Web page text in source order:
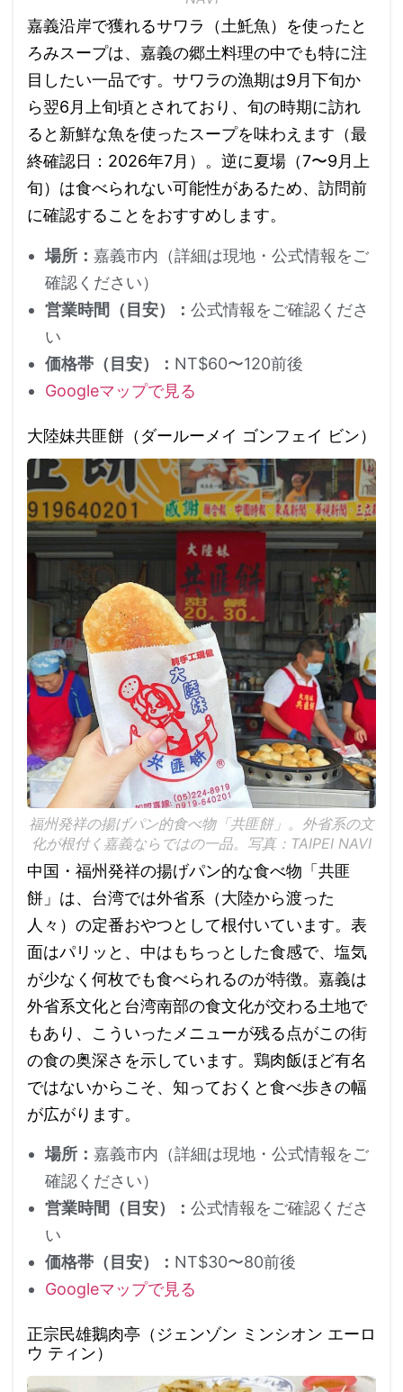
嘉義沿岸で獲れるサワラ（土魠魚）を使ったと
ろみスープは、嘉義の郷土料理の中でも特に注
目したい一品です。サワラの漁期は9月下旬か
ら翌6月上旬頃とされており、旬の時期に訪れ
ると新鮮な魚を使ったスープを味わえます（最
終確認日：2026年7月）。逆に夏場（7〜9月上
旬）は食べられない可能性があるため、訪問前
に確認することをおすすめします。
場所： 嘉義市内（詳細は現地・公式情報をご
確認ください）
営業時間（目安）： 公式情報をご確認くださ
い
価格帯（目安）： NT$60〜120前後
Googleマップで見る
大陸妹共匪餅（ダールーメイ ゴンフェイ ビン）
福州発祥の揚げパン的食べ物「共匪餅」。外省系の文
化が根付く嘉義ならではの一品。写真：TAIPEI NAVI
中国・福州発祥の揚げパン的な食べ物「共匪
餅」は、台湾では外省系（大陸から渡った
人々）の定番おやつとして根付いています。表
面はパリッと、中はもちっとした食感で、塩気
が少なく何枚でも食べられるのが特徴。嘉義は
外省系文化と台湾南部の食文化が交わる土地で
もあり、こういったメニューが残る点がこの街
の食の奥深さを示しています。鶏肉飯ほど有名
ではないからこそ、知っておくと食べ歩きの幅
が広がります。
場所： 嘉義市内（詳細は現地・公式情報をご
確認ください）
営業時間（目安）： 公式情報をご確認くださ
い
価格帯（目安）： NT$30〜80前後
Googleマップで見る
正宗民雄鵝肉亭（ジェンゾン ミンシオン エーロ
ウ ティン）